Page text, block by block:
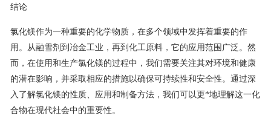
结论
氯化镁作为一种重要的化学物质，在多个领域中发挥着重要的作
用。从融雪剂到冶金工业，再到化工原料，它的应用范围广泛。然
而，在使用和生产氯化镁的过程中，我们需要关注其对环境和健康
的潜在影响，并采取相应的措施以确保可持续性和安全性。通过深
入了解氯化镁的性质、应用和制备方法，我们可以更*地理解这一化
合物在现代社会中的重要性。